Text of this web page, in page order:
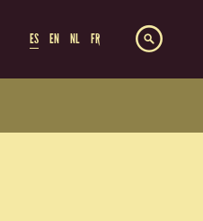
ES EN NL FR